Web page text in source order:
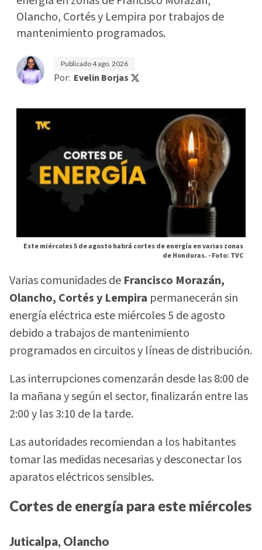
Olancho, Cortés y Lempira por trabajos de
mantenimiento programados.
Publicado4 ago. 2026
Por: Evelin Borjas
Este miércoles 5 de agosto habrá cortes de energía en varias zonas
de Honduras. -Foto: TVC
Varias comunidades de Francisco Morazán,
Olancho, Cortés y Lempira permanecerán sin
energía eléctrica este miércoles 5 de agosto
debido a trabajos de mantenimiento
programados en circuitos y líneas de distribución.
Las interrupciones comenzarán desde las 8:00 de
la mañana y según el sector, finalizarán entre las
2:00 y las 3:10 de la tarde.
Las autoridades recomiendan a los habitantes
tomar las medidas necesarias y desconectar los
aparatos eléctricos sensibles.
Cortes de energía para este miércoles
Juticalpa, Olancho